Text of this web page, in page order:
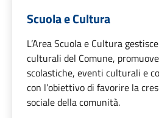
Scuola e Cultura
L’Area Scuola e Cultura
culturali del Comune,
scolastiche, eventi culturali e
con l’obiettivo di favorire la
sociale della comunità.